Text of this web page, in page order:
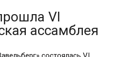
VI
ассамблея